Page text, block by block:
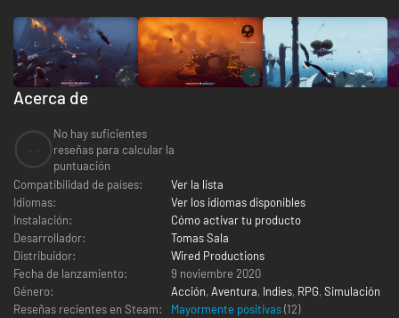
Acerca de
No hay suficientes
reseñas para calcular la
puntuación
Compatibilidad de países:
Ver la lista
Idiomas:
Ver los idiomas disponibles
Instalación:
Cómo activar tu producto
Desarrollador:
Tomas Sala
Distribuidor:
Wired Productions
Fecha de lanzamiento:
9 noviembre 2020
Género:
Acción, Aventura, Indies, RPG, Simulación
Reseñas recientes en Steam:
Mayormente positivas(12)